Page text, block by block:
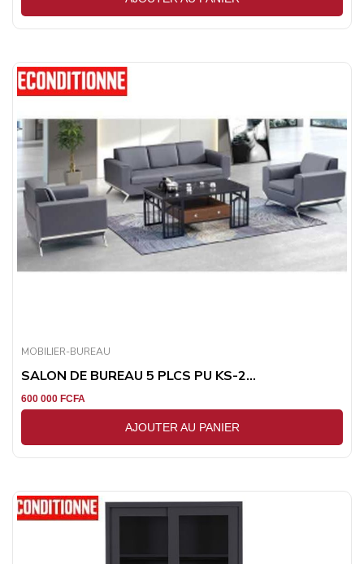
MOBILIER-BUREAU
SALON DE BUREAU 5 PLCS PU KS-2...
600 000 FCFA
AJOUTER AU PANIER